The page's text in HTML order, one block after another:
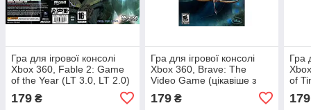
Гра для ігрової консолі
Xbox 360, Fable 2: Game
of the Year (LT 3.0, LT 2.0)
179 ₴
Гра для ігрової консолі
Xbox 360, Brave: The
Video Game (цікавіше з
179₴
Гра
of
179